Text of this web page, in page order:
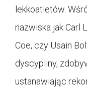
lekkoatletów.
nazwiska jak Carl
Coe, czy Usain
dyscypliny,
ustanawiając